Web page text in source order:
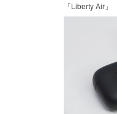
「Liberty Air」